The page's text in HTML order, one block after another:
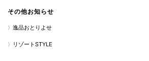
その他お知らせ
逸品おとりよせ
リゾートSTYLE